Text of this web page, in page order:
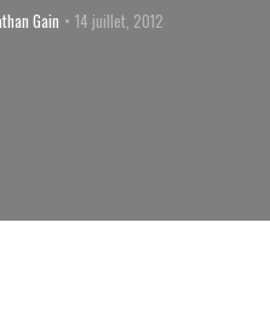
Gain 14 juillet, 2012